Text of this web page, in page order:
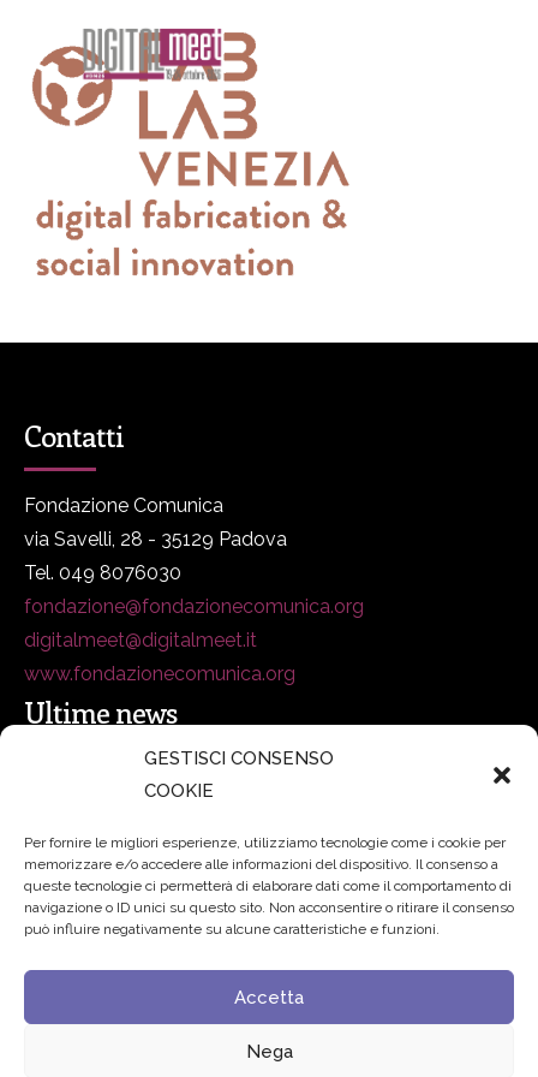
GESTISCI CONSENSO
COOKIE
Per fornire le migliori esperienze, utilizziamo tecnologie come i cookie per
memorizzare e/o accedere alle informazioni del dispositivo. Il consenso a
queste tecnologie ci permetterà di elaborare dati come il comportamento di
navigazione o ID unici su questo sito. Non acconsentire o ritirare il consenso
può influire negativamente su alcune caratteristiche e funzioni.
Accetta
Nega
Contatti
Fondazione Comunica
via Savelli, 28 - 35129 Padova
Tel. 049 8076030
fondazione@fondazionecomunica.org
digitalmeet@digitalmeet.it
www.fondazionecomunica.org
Ultime news
secsolutionforum 2026: è Bologna la nuova capitale
Padre Benanti: «Intelligenza artificiale? Contro i nuovi
algoritmi del potere serve una governance condivisa»
Edvance – Digital Education Hub Higher Education